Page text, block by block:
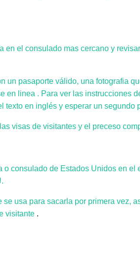
en el consulado mas cercano y
un pasaporte válido, una fotografia
en linea . Para ver las instrucciones
texto en inglés y esperar un
visas de visitantes y el preceso
consulado de Estados Unidos en
usa para sacarla por primera vez,
visitante .